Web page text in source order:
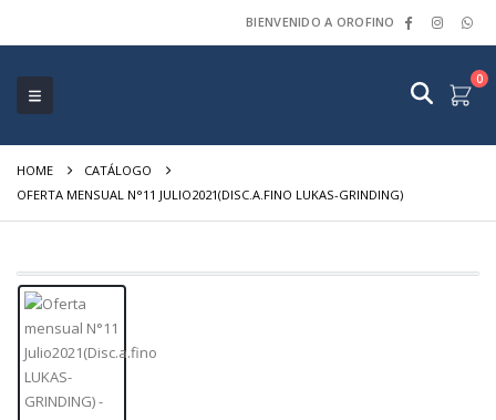
BIENVENIDO A OROFINO
0
HOME
CATÁLOGO
OFERTA MENSUAL N°11 JULIO2021(DISC.A.FINO LUKAS-GRINDING)